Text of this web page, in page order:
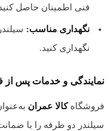
فنی اطمینان حاصل
نگهداری مناسب:
نگهداری کنید.
نمایندگی و خدمات پس
فروشگاهکالا عمران
سیلندر دو طرفه را با